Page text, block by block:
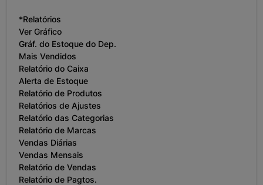
*Relatórios
Ver Gráfico
Gráf. do Estoque do Dep.
Mais Vendidos
Relatório do Caixa
Alerta de Estoque
Relatório de Produtos
Relatórios de Ajustes
Relatório das Categorias
Relatório de Marcas
Vendas Diárias
Vendas Mensais
Relatório de Vendas
Relatório de Pagtos.